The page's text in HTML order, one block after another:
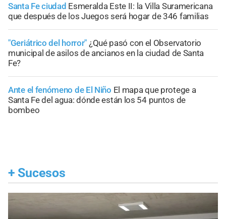
Santa Fe ciudad Esmeralda Este II: la Villa Suramericana
que después de los Juegos será hogar de 346 familias
"Geriátrico del horror" ¿Qué pasó con el Observatorio
municipal de asilos de ancianos en la ciudad de Santa
Fe?
Ante el fenómeno de El Niño El mapa que protege a
Santa Fe del agua: dónde están los 54 puntos de
bombeo
+ Sucesos